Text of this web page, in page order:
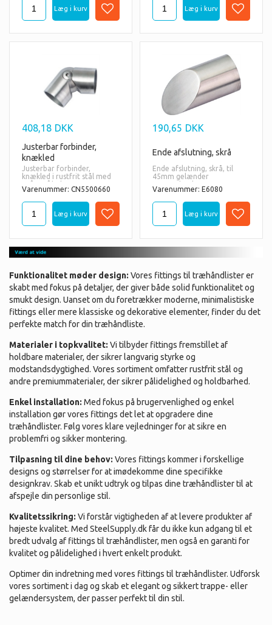
408,18 DKK
Justerbar forbinder,
knækled
Justerbar forbinder,
knækled i rustfrit stål med
Materiale:
AISI316 = også til udendørs
Varenummer: CN5500660
190,65 DKK
Ende afslutning, skrå
Ende afslutning, skrå, til
45mm gelænder
Materiale:
AISI316 = også til udendørs
Varenummer: E6080
Funktionalitet møder design: Vores fittings til træhåndlister er
skabt med fokus på detaljer, der giver både solid funktionalitet og
smukt design. Uanset om du foretrækker moderne, minimalistiske
fittings eller mere klassiske og dekorative elementer, finder du det
perfekte match for din træhåndliste.
Materialer i topkvalitet: Vi tilbyder fittings fremstillet af
holdbare materialer, der sikrer langvarig styrke og
modstandsdygtighed. Vores sortiment omfatter rustfrit stål og
andre premiummaterialer, der sikrer pålidelighed og holdbarhed.
Enkel installation: Med fokus på brugervenlighed og enkel
installation gør vores fittings det let at opgradere dine
træhåndlister. Følg vores klare vejledninger for at sikre en
problemfri og sikker montering.
Tilpasning til dine behov: Vores fittings kommer i forskellige
designs og størrelser for at imødekomme dine specifikke
designkrav. Skab et unikt udtryk og tilpas dine træhåndlister til at
afspejle din personlige stil.
Kvalitetssikring: Vi forstår vigtigheden af at levere produkter af
højeste kvalitet. Med SteelSupply.dk får du ikke kun adgang til et
bredt udvalg af fittings til træhåndlister, men også en garanti for
kvalitet og pålidelighed i hvert enkelt produkt.
Optimer din indretning med vores fittings til træhåndlister. Udforsk
vores sortiment i dag og skab et elegant og sikkert trappe- eller
gelændersystem, der passer perfekt til din stil.